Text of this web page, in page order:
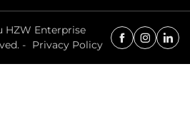
HZW Enterprise
- Privacy Policy